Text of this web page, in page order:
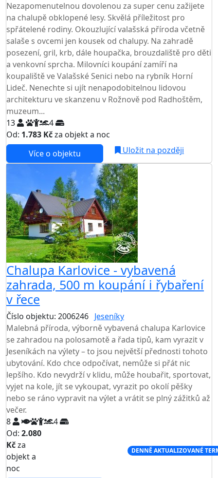
Nezapomenutelnou dovolenou za super cenu zažijete
na chalupě obklopené lesy. Skvělá příležitost pro
spřátelené rodiny. Okouzlující valašská příroda včetně
salaše s ovcemi jen kousek od chalupy. Na zahradě
posezení, gril, krb, dále houpačka, brouzdaliště pro děti
a venkovní sprcha. Milovníci koupání zamíří na
koupaliště ve Valašské Senici nebo na rybník Horní
Lideč. Nenechte si ujít nenapodobitelnou lidovou
architekturu ve skanzenu v Rožnově pod Radhoštěm,
muzeum...
13
4
Od: 1.783 Kčza objekt a noc
Více o objektu
Uložit na později
Chalupa Karlovice - vybavená
zahrada, 500 m koupání i řybaření
v řece
Číslo objektu: 2006246 Jeseníky
Malebná příroda, výborně vybavená chalupa Karlovice
se zahradou na polosamotě a řada tipů, kam vyrazit v
Jeseníkách na výlety – to jsou největší přednosti tohoto
ubytování. Kdo chce odpočívat, nemůže si přát nic
lepšího. Kdo nevydrží v klidu, může houbařit, sportovat,
vyjet na kole, jít se vykoupat, vyrazit po okolí pěšky
nebo se ráno vypravit na výlet a vrátit se plný zážitků až
večer.
8
4
Od: 2.080
Kčza
objekt a
noc
DENNĚ AKTUALIZOVANÉ